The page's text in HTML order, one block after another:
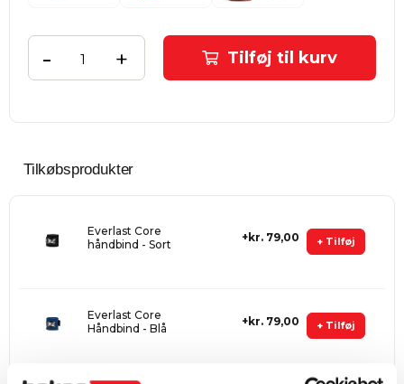
+
- Tilføj til kurv
Tilkøbsprodukter
+ Tilføj
Everlast Core
håndbind - Sort
kr. 79,00
+ Tilføj
Everlast Core
Håndbind - Blå
kr. 79,00